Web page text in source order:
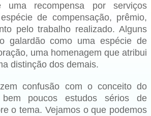
uma recompensa por serviços
de compensação, prêmio,
pelo trabalho realizado. Alguns
galardão como uma espécie de
uma homenagem que atribui
distinção dos demais.
confusão com o conceito do
poucos estudos sérios de
o tema. Vejamos o que podemos